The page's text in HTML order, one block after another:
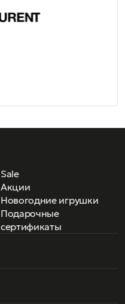
Sale
Акции
Новогодние игрушки
Подарочные
сертификаты